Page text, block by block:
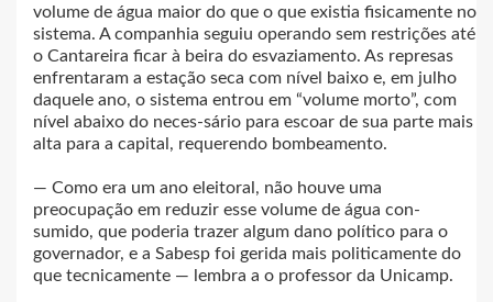
volume de água maior do que o que existia fisicamente no
sistema. A companhia seguiu operando sem restrições até
o Cantareira ficar à beira do esvaziamento. As represas
enfrentaram a estação seca com nível baixo e, em julho
daquele ano, o sistema entrou em “volume morto”, com
nível abaixo do neces-sário para escoar de sua parte mais
alta para a capital, requerendo bombeamento.
— Como era um ano eleitoral, não houve uma
preocupação em reduzir esse volume de água con-
sumido, que poderia trazer algum dano político para o
governador, e a Sabesp foi gerida mais politicamente do
que tecnicamente — lembra a o professor da Unicamp.